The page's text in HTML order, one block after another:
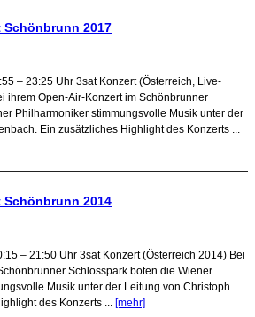
Schönbrunn 2017
– 23:25 Uhr 3sat Konzert (Österreich, Live-
ihrem Open-Air-Konzert im Schönbrunner
Philharmoniker stimmungsvolle Musik unter der
Ein zusätzliches Highlight des Konzerts ...
Schönbrunn 2014
– 21:50 Uhr 3sat Konzert (Österreich 2014) Bei
Schlosspark boten die Wiener
Musik unter der Leitung von Christoph
des Konzerts ... [mehr]